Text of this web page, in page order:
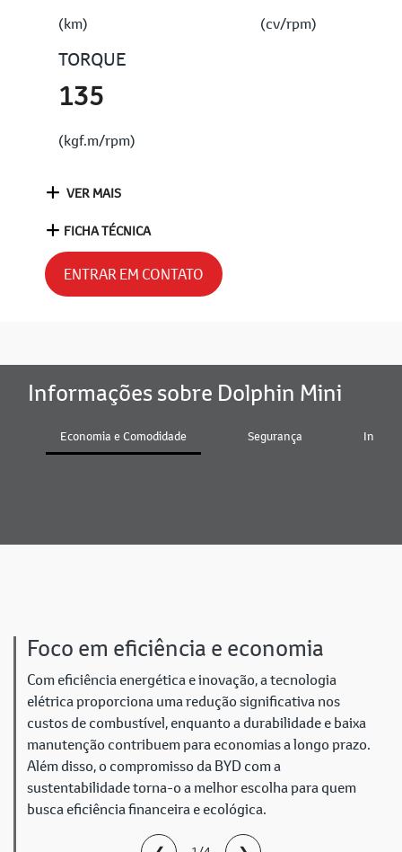
(km) (cv/rpm)
TORQUE
135
(kgf.m/rpm)
VER MAIS
FICHA TÉCNICA
ENTRAR EM CONTATO
Informações sobre Dolphin Mini
Economia e Comodidade Segurança
Foco em eficiência e economia
Com eficiência energética e inovação, a tecnologia
elétrica proporciona uma redução significativa nos
custos de combustível, enquanto a durabilidade e baixa
manutenção contribuem para economias a longo prazo.
Além disso, o compromisso da BYD com a
sustentabilidade torna-o a melhor escolha para quem
busca eficiência financeira e ecológica.